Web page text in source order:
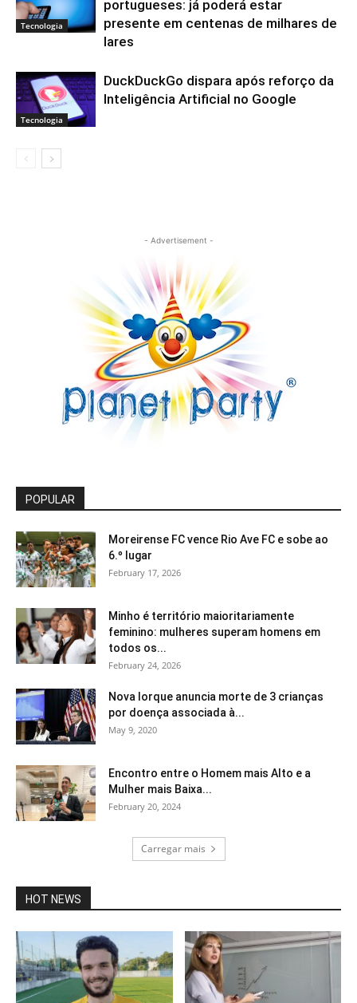
Tecnologia
portugueses: já poderá estar
presente em centenas de milhares de
lares
Tecnologia
DuckDuckGo dispara após reforço da
Inteligência Artificial no Google
- Advertisement -
POPULAR
Moreirense FC vence Rio Ave FC e sobe ao
6.º lugar
February 17, 2026
Minho é território maioritariamente
feminino: mulheres superam homens em
todos os...
February 24, 2026
Nova Iorque anuncia morte de 3 crianças
por doença associada à...
May 9, 2020
Encontro entre o Homem mais Alto e a
Mulher mais Baixa...
February 20, 2024
Carregar mais
HOT NEWS